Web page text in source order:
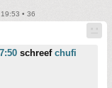
• 36
schreef chufi